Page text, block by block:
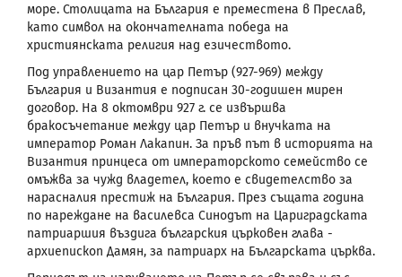
море. Столицата на България е преместена в Преслав,
като символ на окончателната победа на
християнската религия над езичеството.
Под управлението на цар Петър (927-969) между
България и Византия е подписан 30-годишен мирен
договор. На 8 октомври 927 г. се извършва
бракосъчетание между цар Петър и внучката на
император Роман Лакапин. За пръв път в историята на
Византия принцеса от императорското семейство се
омъжва за чужд владетел, което е свидетелство за
нарасналия престиж на България. През същата година
по нареждане на василевса Синодът на Цариградската
патриаршия въздига българския църковен глава -
архиепископ Дамян, за патриарх на Българската църква.